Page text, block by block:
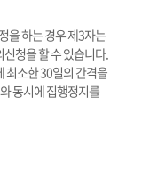
을 하는 경우 제3자는
청을 할 수 있습니다.
최소한 30일의 간격을
동시에 집행정지를